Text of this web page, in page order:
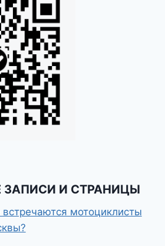
ЗАПИСИ И СТРАНИЦЫ
встречаются мотоциклисты